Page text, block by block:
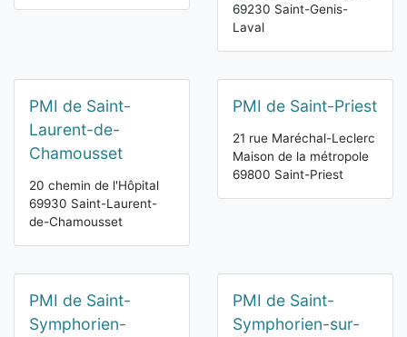
69230 Saint-Genis-
Laval
PMI de Saint-
Laurent-de-
Chamousset
20 chemin de l'Hôpital
69930 Saint-Laurent-
de-Chamousset
PMI de Saint-Priest
21 rue Maréchal-Leclerc
Maison de la métropole
69800 Saint-Priest
PMI de Saint-
Symphorien-
PMI de Saint-
Symphorien-sur-